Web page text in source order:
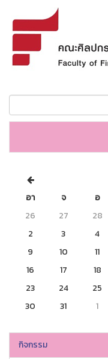
อา
จ อ
26
27 28
2
3 4
9
10 11
16
17 18
23
24 25
30
31 1
กิจกรรม